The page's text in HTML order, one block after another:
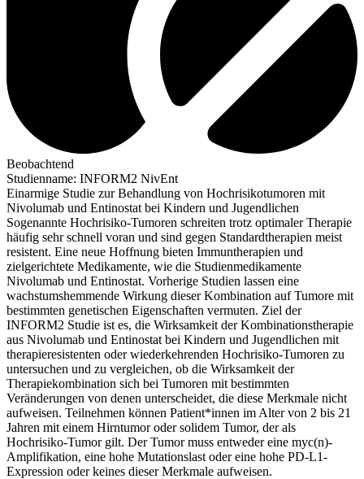
Beobachtend
Studienname: INFORM2 NivEnt
Einarmige Studie zur Behandlung von Hochrisikotumoren mit
Nivolumab und Entinostat bei Kindern und Jugendlichen
Sogenannte Hochrisiko-Tumoren schreiten trotz optimaler Therapie
häufig sehr schnell voran und sind gegen Standardtherapien meist
resistent. Eine neue Hoffnung bieten Immuntherapien und
zielgerichtete Medikamente, wie die Studienmedikamente
Nivolumab und Entinostat. Vorherige Studien lassen eine
wachstumshemmende Wirkung dieser Kombination auf Tumore mit
bestimmten genetischen Eigenschaften vermuten. Ziel der
INFORM2 Studie ist es, die Wirksamkeit der Kombinationstherapie
aus Nivolumab und Entinostat bei Kindern und Jugendlichen mit
therapieresistenten oder wiederkehrenden Hochrisiko-Tumoren zu
untersuchen und zu vergleichen, ob die Wirksamkeit der
Therapiekombination sich bei Tumoren mit bestimmten
Veränderungen von denen unterscheidet, die diese Merkmale nicht
aufweisen. Teilnehmen können Patient*innen im Alter von 2 bis 21
Jahren mit einem Hirntumor oder solidem Tumor, der als
Hochrisiko-Tumor gilt. Der Tumor muss entweder eine myc(n)-
Amplifikation, eine hohe Mutationslast oder eine hohe PD-L1-
Expression oder keines dieser Merkmale aufweisen.